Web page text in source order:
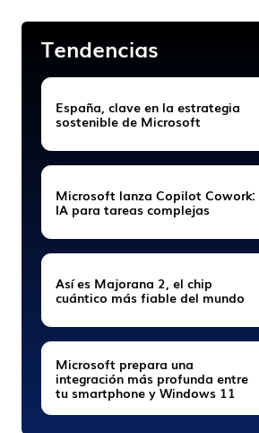
Tendencias
España, clave en la estrategia
sostenible de Microsoft
Microsoft lanza Copilot Cowork:
IA para tareas complejas
Así es Majorana 2, el chip
cuántico más fiable del mundo
Microsoft prepara una
integración más profunda entre
tu smartphone y Windows 11